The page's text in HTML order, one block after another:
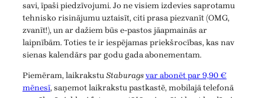
savi, īpaši piedzīvojumi. Jo ne visiem izdevies saprotamu
tehnisko risinājumu uztaisīt, citi prasa piezvanīt (OMG,
zvanīt!), un ar dažiem būs e-pastos jāapmainās ar
laipnībām. Toties te ir iespējamas priekšrocības, kas nav
sienas kalendārs par godu gada abonementam.
Piemēram, laikrakstuStaburagsvar abonēt par 9,90 €
mēnesī, saņemot laikrakstu pastkastē, mobilajā telefonā